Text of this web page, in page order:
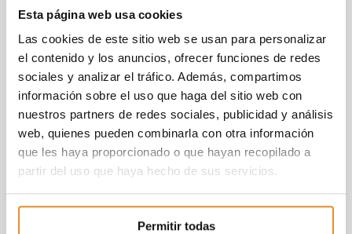
Esta página web usa cookies
Las cookies de este sitio web se usan para personalizar
el contenido y los anuncios, ofrecer funciones de redes
sociales y analizar el tráfico. Además, compartimos
información sobre el uso que haga del sitio web con
nuestros partners de redes sociales, publicidad y análisis
web, quienes pueden combinarla con otra información
que les haya proporcionado o que hayan recopilado a
partir del uso que haya hecho de sus servicios.
Permitir todas
y el agua del circuito interno. Este modelo
requiere una extensión mucho menor que el
convencional y, por ejemplo, un edificio de
unos 10.000 m2 pasa de precisar un espacio
técnico de 200m2 a uno de 30m2.
Además, los residentes de Célere Diagonal
Port se beneficiarán de otras ventajas
como la ausencia de ruidos y vibraciones, la
eliminación de averías.